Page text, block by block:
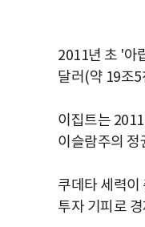
2011년 초 '아
달러(약 19조5
이집트는
이슬람주의 정
쿠데타 세력이
투자 기피로